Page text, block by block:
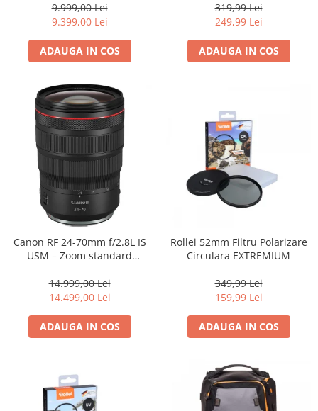
9.999,00 Lei
9.399,00 Lei
ADAUGA IN COS
319,99 Lei
249,99 Lei
ADAUGA IN COS
Canon RF 24-70mm f/2.8L IS
USM – Zoom standard
14.999,00 Lei
14.499,00 Lei
ADAUGA IN COS
Rollei 52mm Filtru Polarizare
Circulara EXTREMIUM
349,99 Lei
159,99 Lei
ADAUGA IN COS